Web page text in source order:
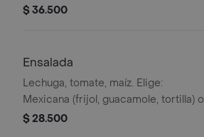
Campestre (quesos, huevo, pepinillos)
alimentos de origen animal) + papas
$ 36.500
Ensalada
Lechuga, tomate, maíz. Elige:
Mexicana (frijol, guacamole, tortilla) o
Campestre (quesos, huevo, pepinillos)
$ 28.500